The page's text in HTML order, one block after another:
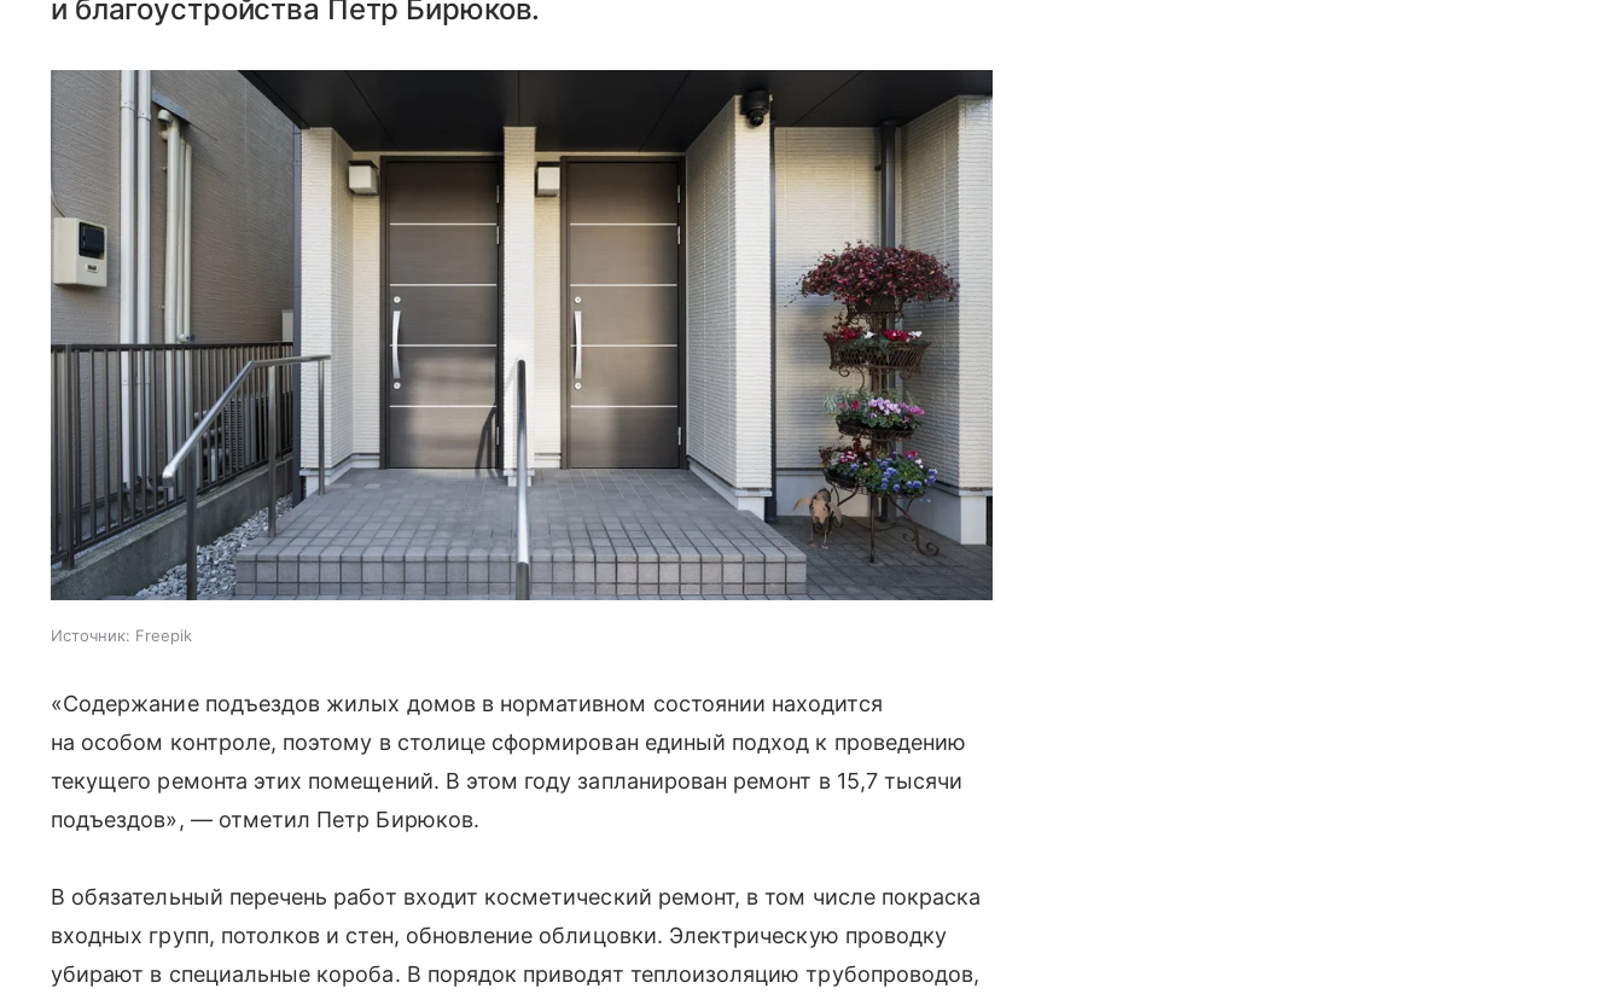
и благоустройства Петр Бирюков.
Источник: Freepik
«Содержание подъездов жилых домов в нормативном состоянии находится
на особом контроле, поэтому в столице сформирован единый подход к проведению
текущего ремонта этих помещений. В этом году запланирован ремонт в 15,7 тысячи
подъездов», — отметил Петр Бирюков.
В обязательный перечень работ входит косметический ремонт, в том числе покраска
входных групп, потолков и стен, обновление облицовки. Электрическую проводку
убирают в специальные короба. В порядок приводят теплоизоляцию трубопроводов,